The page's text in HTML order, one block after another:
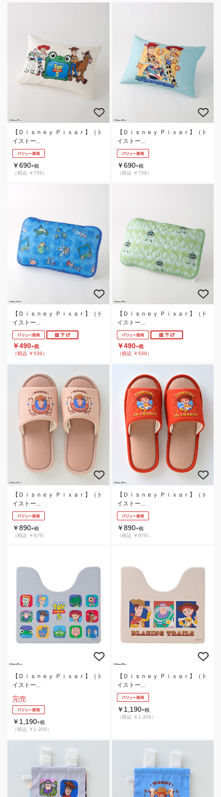
【Ｄｉｓｎｅｙ Ｐｉｘａｒ】（ト
イストー...
￥690+税
（税込 ￥759）
【Ｄｉｓｎｅｙ Ｐｉｘａｒ】（ト
イストー...
￥690+税
（税込 ￥759）
【Ｄｉｓｎｅｙ Ｐｉｘａｒ】（ト
イストー...
￥490+税
（税込 ￥539）
【Ｄｉｓｎｅｙ Ｐｉｘａｒ】（ト
イストー...
￥490+税
（税込 ￥539）
【Ｄｉｓｎｅｙ Ｐｉｘａｒ】（ト
イストー...
￥890+税
（税込 ￥979）
【Ｄｉｓｎｅｙ Ｐｉｘａｒ】（ト
イストー...
￥890+税
（税込 ￥979）
【Ｄｉｓｎｅｙ Ｐｉｘａｒ】（ト
イストー...
完売
￥1,190+税
（税込 ￥1,309）
【Ｄｉｓｎｅｙ Ｐｉｘａｒ】（ト
イストー...
￥1,190+税
（税込 ￥1,309）